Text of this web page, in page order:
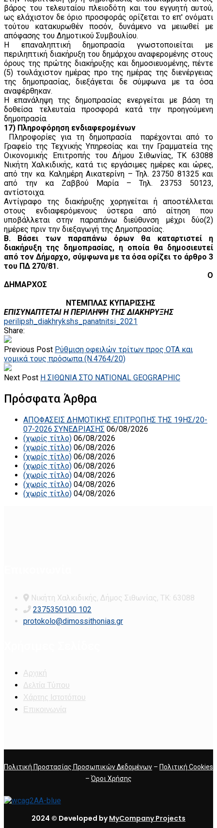
βάρος του τελευταίου πλειοδότη και του εγγυητή αυτού,
ως ελάχιστον δε όριο προσφοράς ορίζεται το επ' ονόματι
τούτου κατακυρωθέν ποσόν, δυνάμενο να μειωθεί με
απόφασης του Δημοτικού Συμβουλίου.
Η επαναληπτική δημοπρασία γνωστοποιείται με
περιληπτική διακήρυξη του δημάρχου αναφερομένης στους
όρους της πρώτης διακήρυξης και δημοσιευομένης, πέντε
(5) τουλάχιστον ημέρας προ της ημέρας της διενέργειας
της δημοπρασίας, διεξάγεται δε σύμφωνα με τα όσα
αναφέρθηκαν.
Η επανάληψη της δημοπρασίας ενεργείται με βάση τη
δοθείσα τελευταία προσφορά κατά την προηγούμενη
δημοπρασία.
17) Πληροφόρηση ενδιαφερομένων
Πληροφορίες για τη δημοπρασία παρέχονται από το
Γραφείο της Τεχνικής Υπηρεσίας και την Γραμματεία της
Οικονομικής Επιτροπής του Δήμου Σιθωνίας, ΤΚ 63088
Νικήτη Χαλκιδικής, κατά τις εργάσιμες ημέρες και ώρες,
από την κα. Καλημέρη Αικατερίνη – Τηλ. 23750 81325 και
από την κα Ζαββού Μαρία – Τηλ. 23753 50123,
αντίστοιχα.
Αντίγραφο της διακήρυξης χορηγείται ή αποστέλλεται
στους ενδιαφερόμενους ύστερα από αίτηση που
υποβάλλεται στην παραπάνω διεύθυνση μέχρι δύο(2)
ημέρες πριν την διεξαγωγή της Δημοπρασίας.
Β. Βάσει των παραπάνω όρων θα καταρτιστεί η
διακήρυξη της δημοπρασίας, η οποία θα δημοσιευτεί
από τον Δήμαρχο, σύμφωνα με τα όσα ορίζει το άρθρο 3
του ΠΔ 270/81.
Ο
ΔΗΜΑΡΧΟΣ
ΝΤΕΜΠΛΑΣ ΚΥΠΑΡΙΣΣΗΣ
ΕΠΙΣΥΝΑΠΤΕΤΑΙ Η ΠΕΡΙΛΗΨΗ ΤΗΣ ΔΙΑΚΗΡΥΞΗΣ
perilipsh_diakhrykshs_panatnitsi_2021
Share:
Previous Post Ρύθμιση οφειλών τρίτων προς ΟΤΑ και
νομικά τους πρόσωπα (Ν.4764/20)
Next Post Η ΣΙΘΩΝΙΑ ΣΤΟ NATIONAL GEOGRAPHIC
Πρόσφατα Άρθρα
ΑΠΟΦΑΣΕΙΣ ΔΗΜΟΤΙΚΗΣ ΕΠΙΤΡΟΠΗΣ ΤΗΣ 19ΗΣ/20-
07-2026 ΣΥΝΕΔΡΙΑΣΗΣ 06/08/2026
(χωρίς τίτλο) 06/08/2026
(χωρίς τίτλο) 06/08/2026
(χωρίς τίτλο) 06/08/2026
(χωρίς τίτλο) 06/08/2026
(χωρίς τίτλο) 04/08/2026
(χωρίς τίτλο) 04/08/2026
(χωρίς τίτλο) 04/08/2026
Νικήτη Χαλκιδικής, Δήμος Σιθωνίας, ΤΚ: 63088
2375350100 102
protokolo@dimossithonias.gr
Αρχική
Δελτία Τύπου
Χάρτης Ιστοτόπου
Επικοινωνία
Πολιτική Προστασίας Προσωπικών Δεδομένων – Πολιτική Cookies
–Όροι Χρήσης
2024 © Developed byMyCompany Projects